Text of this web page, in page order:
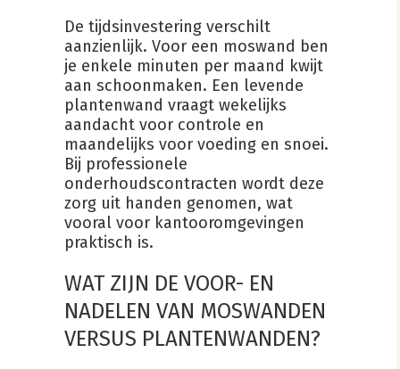
De tijdsinvestering verschilt
aanzienlijk. Voor een moswand ben
je enkele minuten per maand kwijt
aan schoonmaken. Een levende
plantenwand vraagt wekelijks
aandacht voor controle en
maandelijks voor voeding en snoei.
Bij professionele
onderhoudscontracten wordt deze
zorg uit handen genomen, wat
vooral voor kantooromgevingen
praktisch is.
WAT ZIJN DE VOOR- EN
NADELEN VAN MOSWANDEN
VERSUS PLANTENWANDEN?